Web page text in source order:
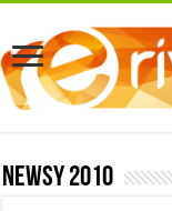
Newsy 2010